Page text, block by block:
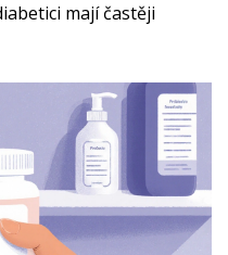
mají častěji